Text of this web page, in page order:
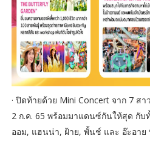
· ปิดท้ายด้วย Mini Concert จาก 7 ส
2 ก.ค. 65 พร้อมมาแดนซ์กันให้สุด กับ
ออม, แฮนน่า, ฝ้าย, พั้นช์ และ อ๊ะอาย